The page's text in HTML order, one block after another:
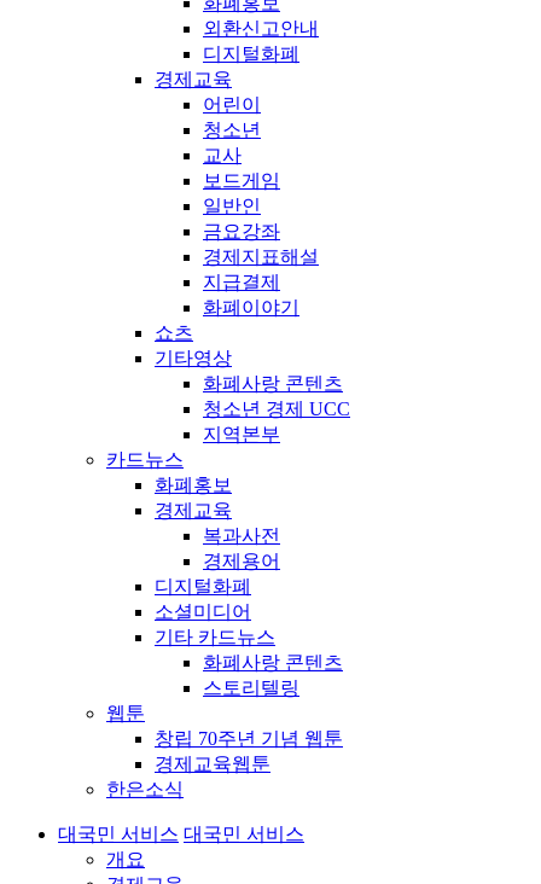
외환신고안내
디지털화폐
경제교육
어린이
청소년
교사
보드게임
일반인
금요강좌
경제지표해설
지급결제
화폐이야기
쇼츠
기타영상
화폐사랑 콘텐츠
청소년 경제 UCC
지역본부
카드뉴스
화폐홍보
경제교육
복과사전
경제용어
디지털화폐
소셜미디어
기타 카드뉴스
화폐사랑 콘텐츠
스토리텔링
웹툰
창립 70주년 기념 웹툰
경제교육웹툰
한은소식
대국민 서비스 대국민 서비스
개요